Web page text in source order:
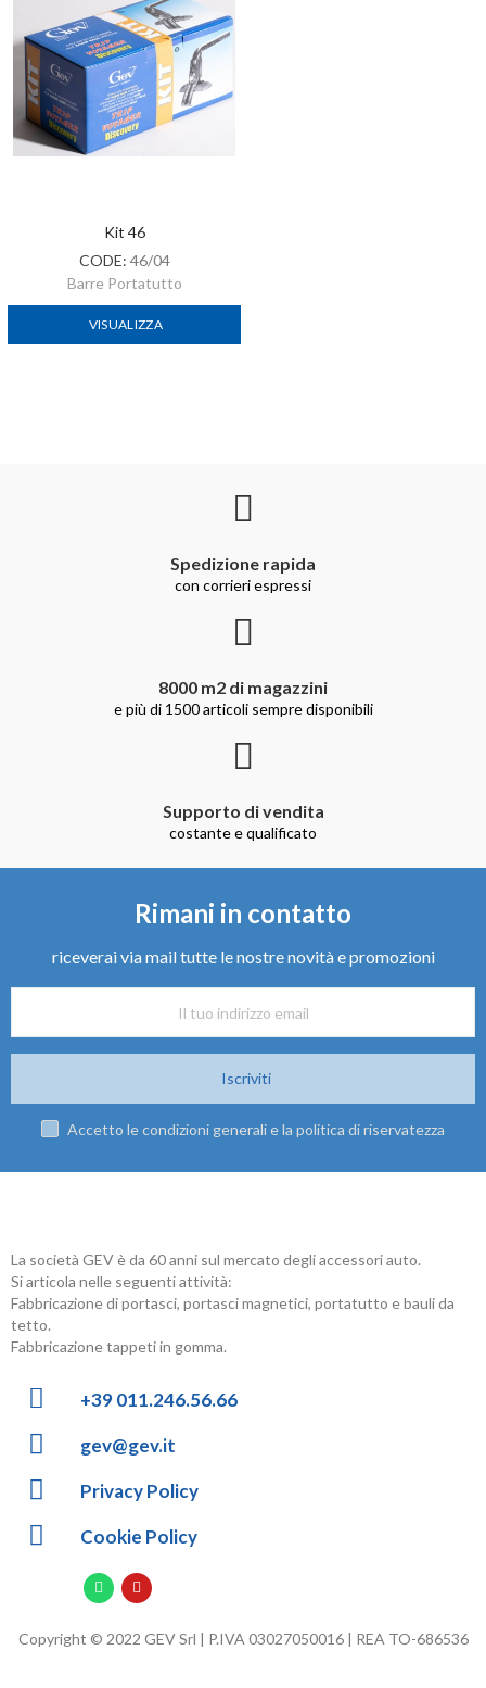
Kit 46
CODE: 46/04
Barre Portatutto
VISUALIZZA
Spedizione rapida
con corrieri espressi
8000 m2 di magazzini
e più di 1500 articoli sempre disponibili
Supporto di vendita
costante e qualificato
Rimani in contatto
riceverai via mail tutte le nostre novità e promozioni
Iscriviti
Accetto le condizioni generali e la politica di riservatezza
La società GEV è da 60 anni sul mercato degli accessori auto.
Si articola nelle seguenti attività:
Fabbricazione di portasci, portasci magnetici, portatutto e bauli da
tetto.
Fabbricazione tappeti in gomma.
+39 011.246.56.66
gev@gev.it
Privacy Policy
Cookie Policy
Copyright © 2022 GEV Srl | P.IVA 03027050016 | REA TO-686536